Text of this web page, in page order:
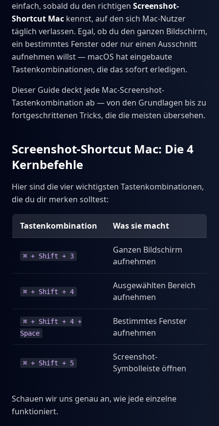
einfach, sobald du den richtigen Screenshot-
Shortcut Mac kennst, auf den sich Mac-Nutzer
täglich verlassen. Egal, ob du den ganzen Bildschirm,
ein bestimmtes Fenster oder nur einen Ausschnitt
aufnehmen willst — macOS hat eingebaute
Tastenkombinationen, die das sofort erledigen.
Dieser Guide deckt jede Mac-Screenshot-
Tastenkombination ab — von den Grundlagen bis zu
fortgeschrittenen Tricks, die die meisten übersehen.
Screenshot-Shortcut Mac: Die 4
Kernbefehle
Hier sind die vier wichtigsten Tastenkombinationen,
die du dir merken solltest:
Tastenkombination Was sie macht
⌘ + Shift + 3
Ganzen Bildschirm
aufnehmen
⌘ + Shift + 4
Ausgewählten Bereich
aufnehmen
⌘ + Shift + 4 +
Space
Bestimmtes Fenster
aufnehmen
⌘ + Shift + 5
Screenshot-
Symbolleiste öffnen
Schauen wir uns genau an, wie jede einzelne
funktioniert.